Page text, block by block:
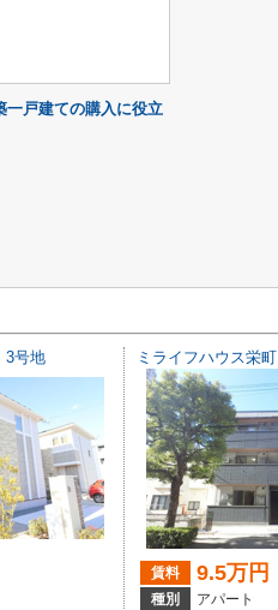
一戸建ての購入に役立
号地 ミライフハウス栄町
賃料 9.5万円
種別 アパート